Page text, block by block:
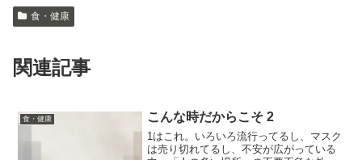
食・健康
関連記事
食・健康 こんな時だからこそ 2
1はこれ。いろいろ流行ってるし、マスク
は売り切れてるし、不安が広がっている